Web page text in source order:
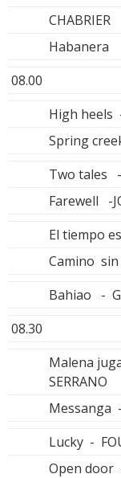
CHABRIER
Habanera
08.00
High heels
Spring
Two tales -
Farewell -
El tiempo
Camino
Bahiao -
08.30
Malena
SERRANO
Messanga
Lucky -
Open door -